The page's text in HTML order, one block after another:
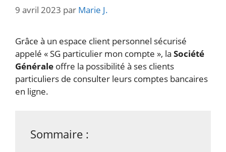
9 avril 2023 par Marie J.
Grâce à un espace client personnel sécurisé
appelé « SG particulier mon compte », la Société
Générale offre la possibilité à ses clients
particuliers de consulter leurs comptes bancaires
en ligne.
Sommaire :